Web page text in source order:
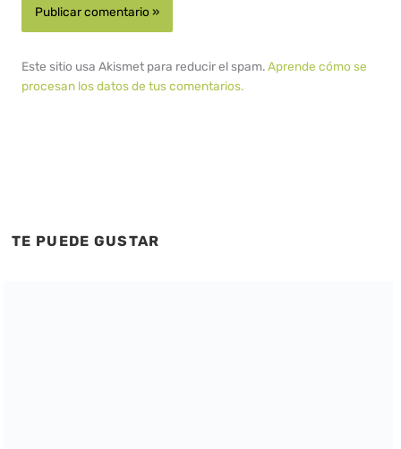
Este sitio usa Akismet para reducir el spam.Aprende cómo se
procesan los datos de tus comentarios.
TE PUEDE GUSTAR